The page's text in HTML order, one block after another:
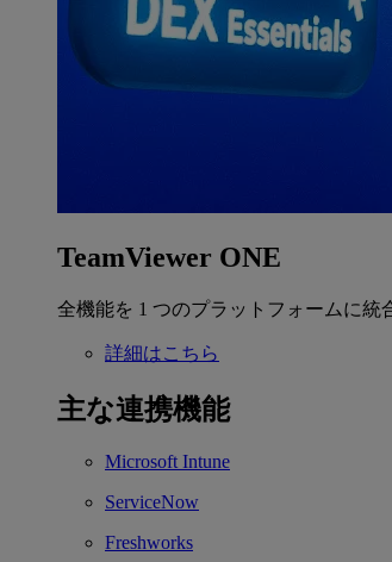
TeamViewer ONE
全機能を 1 つのプラットフォームに統
詳細はこちら
主な連携機能
Microsoft Intune
ServiceNow
Freshworks